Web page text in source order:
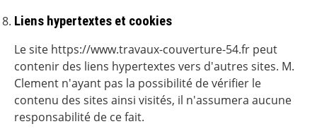
Liens hypertextes et cookies
Le site https://www.travaux-couverture-54.fr peut
contenir des liens hypertextes vers d'autres sites. M.
Clement n'ayant pas la possibilité de vérifier le
contenu des sites ainsi visités, il n'assumera aucune
responsabilité de ce fait.